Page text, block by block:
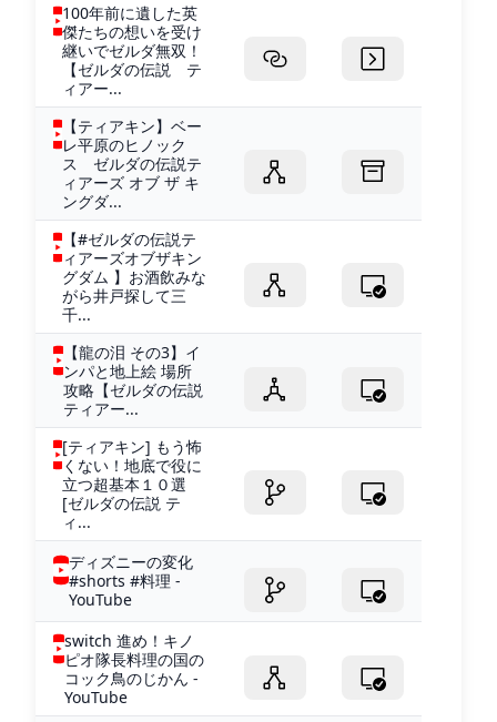
100年前に遺した英
傑たちの想いを受け
継いでゼルダ無双！
【ゼルダの伝説 テ
ィアー...
【ティアキン】ベー
レ平原のヒノック
ス ゼルダの伝説テ
ィアーズ オブ ザ キ
ングダ...
【#ゼルダの伝説テ
ィアーズオブザキン
グダム 】お酒飲みな
がら井戸探して三
千...
【龍の泪 その3】イ
ンパと地上絵 場所
攻略【ゼルダの伝説
ティアー...
[ティアキン] もう怖
くない！地底で役に
立つ超基本１０選
[ゼルダの伝説 テ
ィ...
ディズニーの変化
#shorts #料理 -
YouTube
switch 進め！キノ
ピオ隊長料理の国の
コック鳥のじかん -
YouTube